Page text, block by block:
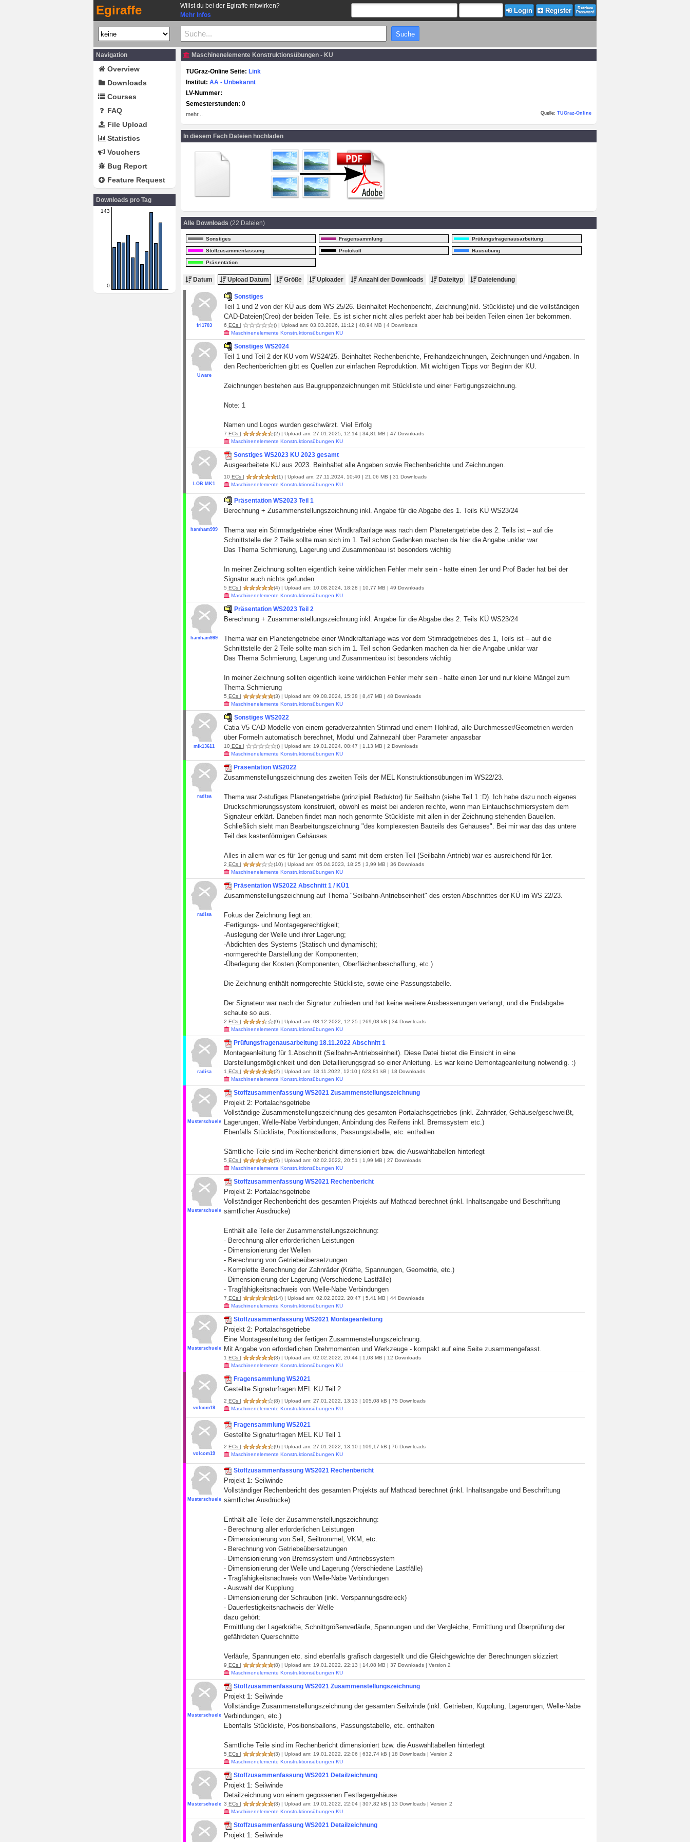
Egiraffe
Willst du bei der Egiraffe mitwirken?
Mehr Infos
Login Register
Retrieve
Password
Navigation
Overview
Downloads
Courses
FAQ
File Upload
Statistics
Vouchers
Bug Report
Feature Request
Downloads pro Tag
143
0
Maschinenelemente Konstruktionsübungen - KU
TUGraz-Online Seite: Link
Institut: AA - Unbekannt
LV-Nummer:
Semesterstunden: 0
mehr... Quelle: TUGraz-Online
In diesem Fach Dateien hochladen
Alle Downloads (22 Dateien)
Sonstiges Fragensammlung Prüfungsfragenausarbeitung
Stoffzusammenfassung Protokoll Hausübung
Präsentation
Datum Upload Datum Größe Uploader Anzahl der Downloads Dateityp Dateiendung
fri1703
Sonstiges
Teil 1 und 2 von der KÜ aus dem WS 25/26. Beinhaltet Rechenbericht, Zeichnung(inkl. Stückliste) und die vollständigen
CAD-Dateien(Creo) der beiden Teile. Es ist sicher nicht alles perfekt aber hab bei beiden Teilen einen 1er bekommen.
6 ECs | () | Upload am: 03.03.2026, 11:12 | 48,94 MB | 4 Downloads
Maschinenelemente Konstruktionsübungen KU
Uware
Sonstiges WS2024
Teil 1 und Teil 2 der KU vom WS24/25. Beinhaltet Rechenberichte, Freihandzeichnungen, Zeichnungen und Angaben. In
den Rechenberichten gibt es Quellen zur einfachen Reproduktion. Mit wichtigen Tipps vor Beginn der KU.
Zeichnungen bestehen aus Baugruppenzeichnungen mit Stückliste und einer Fertigungszeichnung.
Note: 1
Namen und Logos wurden geschwärzt. Viel Erfolg
7 ECs | (2) | Upload am: 27.01.2025, 12:14 | 34,81 MB | 47 Downloads
Maschinenelemente Konstruktionsübungen KU
LOB MK1
Sonstiges WS2023 KU 2023 gesamt
Ausgearbeitete KU aus 2023. Beinhaltet alle Angaben sowie Rechenberichte und Zeichnungen.
10 ECs | (1) | Upload am: 27.11.2024, 10:40 | 21,06 MB | 31 Downloads
Maschinenelemente Konstruktionsübungen KU
hamham999
Präsentation WS2023 Teil 1
Berechnung + Zusammenstellungszeichnung inkl. Angabe für die Abgabe des 1. Teils KÜ WS23/24
Thema war ein Stirnradgetriebe einer Windkraftanlage was nach dem Planetengetriebe des 2. Teils ist – auf die
Schnittstelle der 2 Teile sollte man sich im 1. Teil schon Gedanken machen da hier die Angabe unklar war
Das Thema Schmierung, Lagerung und Zusammenbau ist besonders wichtig
In meiner Zeichnung sollten eigentlich keine wirklichen Fehler mehr sein - hatte einen 1er und Prof Bader hat bei der
Signatur auch nichts gefunden
5 ECs | (4) | Upload am: 10.08.2024, 18:28 | 10,77 MB | 49 Downloads
Maschinenelemente Konstruktionsübungen KU
hamham999
Präsentation WS2023 Teil 2
Berechnung + Zusammenstellungszeichnung inkl. Angabe für die Abgabe des 2. Teils KÜ WS23/24
Thema war ein Planetengetriebe einer Windkraftanlage was vor dem Stirnradgetriebes des 1, Teils ist – auf die
Schnittstelle der 2 Teile sollte man sich im 1. Teil schon Gedanken machen da hier die Angabe unklar war
Das Thema Schmierung, Lagerung und Zusammenbau ist besonders wichtig
In meiner Zeichnung sollten eigentlich keine wirklichen Fehler mehr sein - hatte einen 1er und nur kleine Mängel zum
Thema Schmierung
5 ECs | (3) | Upload am: 09.08.2024, 15:38 | 8,47 MB | 48 Downloads
Maschinenelemente Konstruktionsübungen KU
mfk13611
Sonstiges WS2022
Catia V5 CAD Modelle von einem geradverzahnten Stirnrad und einem Hohlrad, alle Durchmesser/Geometrien werden
über Formeln automatisch berechnet, Modul und Zähnezahl über Parameter anpassbar
10 ECs | () | Upload am: 19.01.2024, 08:47 | 1,13 MB | 2 Downloads
Maschinenelemente Konstruktionsübungen KU
radisa
Präsentation WS2022
Zusammenstellungszeichnung des zweiten Teils der MEL Konstruktionsübungen im WS22/23.
Thema war 2-stufiges Planetengetriebe (prinzipiell Reduktor) für Seilbahn (siehe Teil 1 :D). Ich habe dazu noch eigenes
Druckschmierungssystem konstruiert, obwohl es meist bei anderen reichte, wenn man Eintauchschmiersystem dem
Signateur erklärt. Daneben findet man noch genormte Stückliste mit allen in der Zeichnung stehenden Baueilen.
Schließlich sieht man Bearbeitungszeichnung "des komplexesten Bauteils des Gehäuses". Bei mir war das das untere
Teil des kastenförmigen Gehäuses.
Alles in allem war es für 1er genug und samt mit dem ersten Teil (Seilbahn-Antrieb) war es ausreichend für 1er.
2 ECs | (10) | Upload am: 05.04.2023, 18:25 | 3,99 MB | 36 Downloads
Maschinenelemente Konstruktionsübungen KU
radisa
Präsentation WS2022 Abschnitt 1 / KÜ1
Zusammenstellungszeichnung auf Thema "Seilbahn-Antriebseinheit" des ersten Abschnittes der KÜ im WS 22/23.
Fokus der Zeichnung liegt an:
-Fertigungs- und Montagegerechtigkeit;
-Auslegung der Welle und ihrer Lagerung;
-Abdichten des Systems (Statisch und dynamisch);
-normgerechte Darstellung der Komponenten;
-Überlegung der Kosten (Komponenten, Oberflächenbeschaffung, etc.)
Die Zeichnung enthält normgerechte Stückliste, sowie eine Passungstabelle.
Der Signateur war nach der Signatur zufrieden und hat keine weitere Ausbesserungen verlangt, und die Endabgabe
schaute so aus.
2 ECs | (9) | Upload am: 08.12.2022, 12:25 | 269,08 kB | 34 Downloads
Maschinenelemente Konstruktionsübungen KU
radisa
Prüfungsfragenausarbeitung 18.11.2022 Abschnitt 1
Montageanleitung für 1.Abschnitt (Seilbahn-Antriebseinheit). Diese Datei bietet die Einsicht in eine
Darstellungsmöglichkeit und den Detaillierungsgrad so einer Anleitung. Es war keine Demontageanleitung notwendig. :)
1 ECs | (2) | Upload am: 18.11.2022, 12:10 | 623,81 kB | 18 Downloads
Maschinenelemente Konstruktionsübungen KU
Musterschueler19
Stoffzusammenfassung WS2021 Zusammenstellungszeichnung
Projekt 2: Portalachsgetriebe
Vollständige Zusammenstellungszeichnung des gesamten Portalachsgetriebes (inkl. Zahnräder, Gehäuse/geschweißt,
Lagerungen, Welle-Nabe Verbindungen, Anbindung des Reifens inkl. Bremssystem etc.)
Ebenfalls Stückliste, Positionsballons, Passungstabelle, etc. enthalten
Sämtliche Teile sind im Rechenbericht dimensioniert bzw. die Auswahltabellen hinterlegt
5 ECs | (5) | Upload am: 02.02.2022, 20:51 | 1,99 MB | 27 Downloads
Maschinenelemente Konstruktionsübungen KU
Musterschueler19
Stoffzusammenfassung WS2021 Rechenbericht
Projekt 2: Portalachsgetriebe
Vollständiger Rechenbericht des gesamten Projekts auf Mathcad berechnet (inkl. Inhaltsangabe und Beschriftung
sämtlicher Ausdrücke)
Enthält alle Teile der Zusammenstellungszeichnung:
- Berechnung aller erforderlichen Leistungen
- Dimensionierung der Wellen
- Berechnung von Getriebeübersetzungen
- Komplette Berechnung der Zahnräder (Kräfte, Spannungen, Geometrie, etc.)
- Dimensionierung der Lagerung (Verschiedene Lastfälle)
- Tragfähigkeitsnachweis von Welle-Nabe Verbindungen
7 ECs | (14) | Upload am: 02.02.2022, 20:47 | 5,41 MB | 44 Downloads
Maschinenelemente Konstruktionsübungen KU
Musterschueler19
Stoffzusammenfassung WS2021 Montageanleitung
Projekt 2: Portalachsgetriebe
Eine Montageanleitung der fertigen Zusammenstellungszeichnung.
Mit Angabe von erforderlichen Drehmomenten und Werkzeuge - kompakt auf eine Seite zusammengefasst.
1 ECs | (3) | Upload am: 02.02.2022, 20:44 | 1,03 MB | 12 Downloads
Maschinenelemente Konstruktionsübungen KU
volcom19
Fragensammlung WS2021
Gestellte Signaturfragen MEL KU Teil 2
2 ECs | (8) | Upload am: 27.01.2022, 13:13 | 105,08 kB | 75 Downloads
Maschinenelemente Konstruktionsübungen KU
volcom19
Fragensammlung WS2021
Gestellte Signaturfragen MEL KU Teil 1
2 ECs | (9) | Upload am: 27.01.2022, 13:10 | 109,17 kB | 76 Downloads
Maschinenelemente Konstruktionsübungen KU
Musterschueler19
Stoffzusammenfassung WS2021 Rechenbericht
Projekt 1: Seilwinde
Vollständiger Rechenbericht des gesamten Projekts auf Mathcad berechnet (inkl. Inhaltsangabe und Beschriftung
sämtlicher Ausdrücke)
Enthält alle Teile der Zusammenstellungszeichnung:
- Berechnung aller erforderlichen Leistungen
- Dimensionierung von Seil, Seiltrommel, VKM, etc.
- Berechnung von Getriebeübersetzungen
- Dimensionierung von Bremssystem und Antriebssystem
- Dimensionierung der Welle und Lagerung (Verschiedene Lastfälle)
- Tragfähigkeitsnachweis von Welle-Nabe Verbindungen
- Auswahl der Kupplung
- Dimensionierung der Schrauben (inkl. Verspannungsdreieck)
- Dauerfestigkeitsnachweis der Welle
dazu gehört:
Ermittlung der Lagerkräfte, Schnittgrößenverläufe, Spannungen und der Vergleiche, Ermittlung und Überprüfung der
gefährdeten Querschnitte
Verläufe, Spannungen etc. sind ebenfalls grafisch dargestellt und die Gleichgewichte der Berechnungen skizziert
9 ECs | (8) | Upload am: 19.01.2022, 22:13 | 14,08 MB | 37 Downloads | Version 2
Maschinenelemente Konstruktionsübungen KU
Musterschueler19
Stoffzusammenfassung WS2021 Zusammenstellungszeichnung
Projekt 1: Seilwinde
Vollständige Zusammenstellungszeichnung der gesamten Seilwinde (inkl. Getrieben, Kupplung, Lagerungen, Welle-Nabe
Verbindungen, etc.)
Ebenfalls Stückliste, Positionsballons, Passungstabelle, etc. enthalten
Sämtliche Teile sind im Rechenbericht dimensioniert bzw. die Auswahltabellen hinterlegt
5 ECs | (3) | Upload am: 19.01.2022, 22:06 | 632,74 kB | 18 Downloads | Version 2
Maschinenelemente Konstruktionsübungen KU
Musterschueler19
Stoffzusammenfassung WS2021 Detailzeichnung
Projekt 1: Seilwinde
Detailzeichnung von einem gegossenen Festlagergehäuse
3 ECs | (3) | Upload am: 19.01.2022, 22:04 | 307,82 kB | 13 Downloads | Version 2
Maschinenelemente Konstruktionsübungen KU
Stoffzusammenfassung WS2021 Detailzeichnung
Projekt 1: Seilwinde